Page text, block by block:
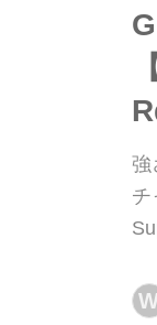
強
チ
ら